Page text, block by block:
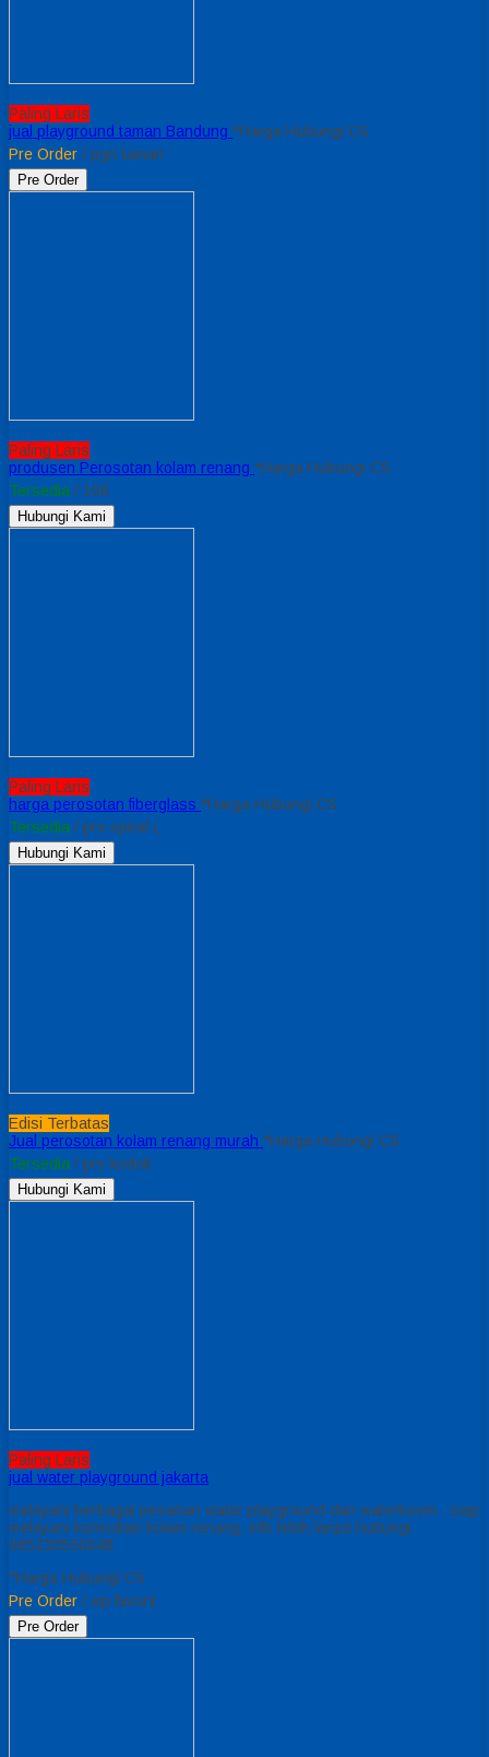
Paling Laris
jual playground taman Bandung *Harga Hubungi CS
Pre Order / pgn taman
Pre Order
Paling Laris
produsen Perosotan kolam renang *Harga Hubungi CS
Tersedia / 108
Hubungi Kami
Paling Laris
harga perosotan fiberglass *Harga Hubungi CS
Tersedia / prs spiral L
Hubungi Kami
Edisi Terbatas
Jual perosotan kolam renang murah *Harga Hubungi CS
Tersedia / prs kodok
Hubungi Kami
Paling Laris
jual water playground jakarta
melayani berbagai pesanan water playground dan waterboom . siap
melayani konsultan kolam renang. info lebih lanjut hubungi
085230550048
*Harga Hubungi CS
Pre Order / wp favorit
Pre Order